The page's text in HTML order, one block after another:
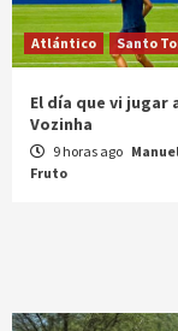
Atlántico Santo
El día que vi jugar
Vozinha
9 horas ago
Fruto